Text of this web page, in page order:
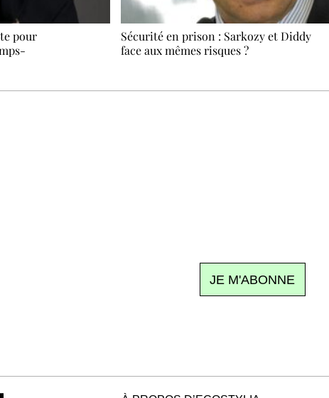
pour
Sécurité en prison : Sarkozy et Diddy
face aux mêmes risques ?
JE M'ABONNE